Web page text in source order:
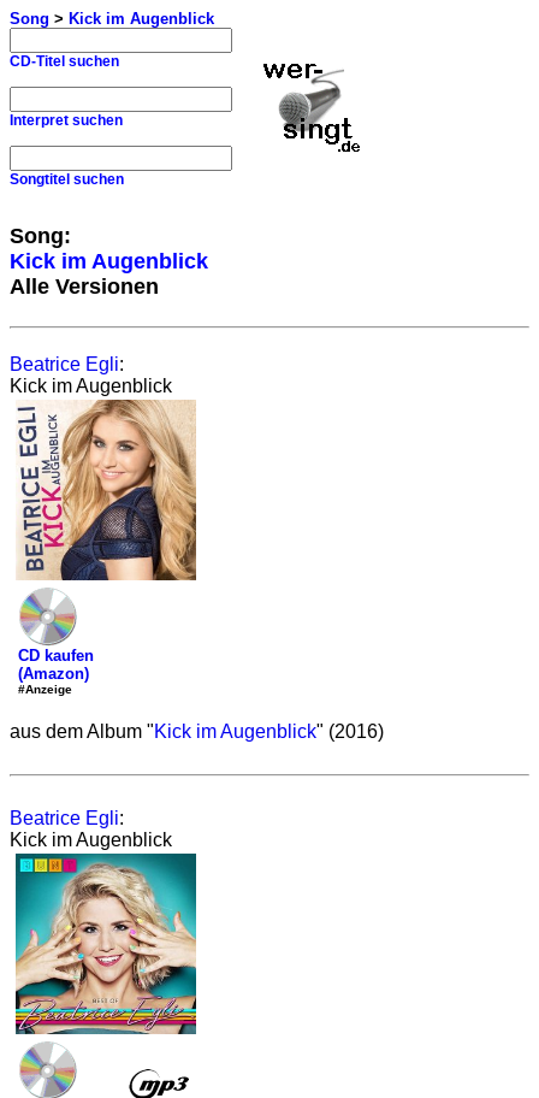
Song > Kick im Augenblick
CD-Titel suchen
Interpret suchen
Songtitel suchen
Song:
Kick im Augenblick
Alle Versionen
Beatrice Egli:
Kick im Augenblick
CD kaufen
(Amazon)
#Anzeige
aus dem Album "Kick im Augenblick" (2016)
Beatrice Egli:
Kick im Augenblick